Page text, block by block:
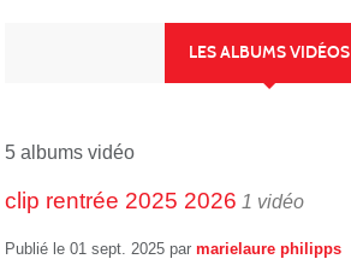
LES ALBUMS VIDÉOS
5 albums vidéo
clip rentrée 2025 2026 1 vidéo
Publié le 01 sept. 2025 par marielaure philipps